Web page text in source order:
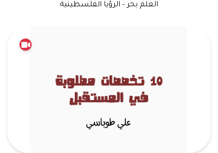
العلم بحر – الرؤيا الفلسطينية